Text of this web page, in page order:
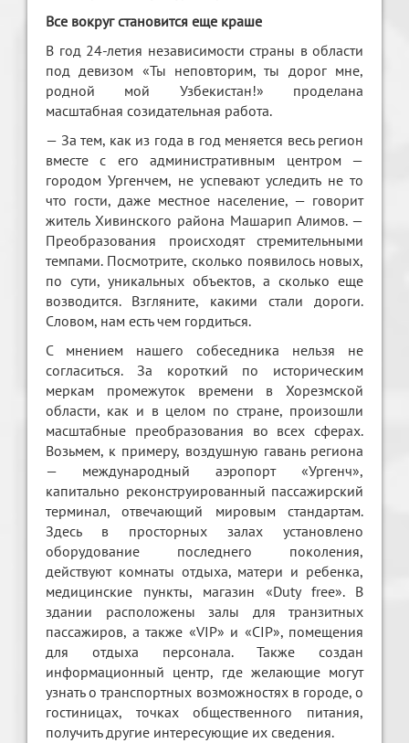
Все вокруг становится еще краше
В год 24-летия независимости страны в области
под девизом «Ты неповторим, ты дорог мне,
родной мой Узбекистан!» проделана
масштабная созидательная работа.
— За тем, как из года в год меняется весь регион
вместе с его административным центром —
городом Ургенчем, не успевают уследить не то
что гости, даже местное население, — говорит
житель Хивинского района Машарип Алимов. —
Преобразования происходят стремительными
темпами. Посмотрите, сколько появилось новых,
по сути, уникальных объектов, а сколько еще
возводится. Взгляните, какими стали дороги.
Словом, нам есть чем гордиться.
С мнением нашего собеседника нельзя не
согласиться. За короткий по историческим
меркам промежуток времени в Хорезмской
области, как и в целом по стране, произошли
масштабные преобразования во всех сферах.
Возьмем, к примеру, воздушную гавань региона
— международный аэропорт «Ургенч»,
капитально реконструированный пассажирский
терминал, отвечающий мировым стандартам.
Здесь в просторных залах установлено
оборудование последнего поколения,
действуют комнаты отдыха, матери и ребенка,
медицинские пункты, магазин «Duty free». В
здании расположены залы для транзитных
пассажиров, а также «VIP» и «CIP», помещения
для отдыха персонала. Также создан
информационный центр, где желающие могут
узнать о транспортных возможностях в городе, о
гостиницах, точках общественного питания,
получить другие интересующие их сведения.